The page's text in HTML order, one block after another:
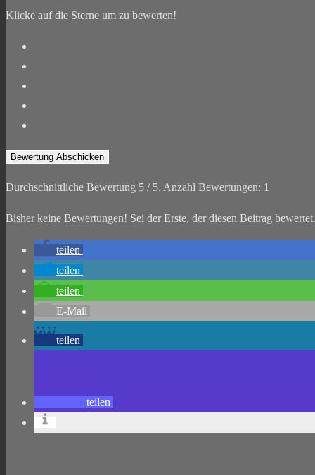
Klicke auf die Sterne um zu bewerten!
Bewertung Abschicken
Durchschnittliche Bewertung 5 / 5. Anzahl Bewertungen: 1
Bisher keine Bewertungen! Sei der Erste, der diesen Beitrag bewertet.
teilen
teilen
teilen
E-Mail
teilen
teilen